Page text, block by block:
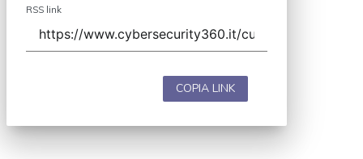
RSS link
COPIA LINK